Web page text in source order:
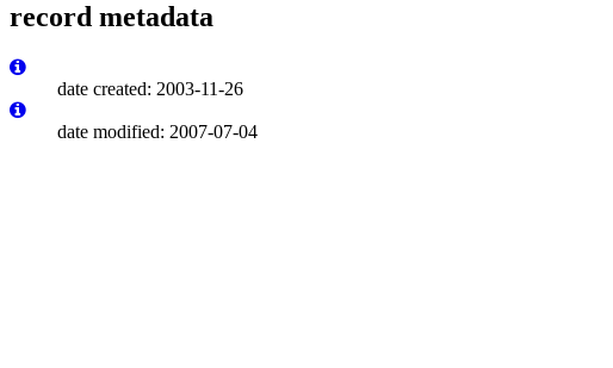
record metadata
date created: 2003-11-26
date modified: 2007-07-04